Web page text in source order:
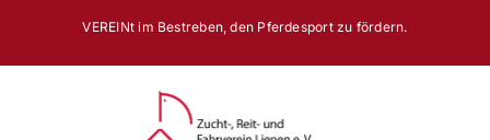
springen
VEREINt im Bestreben, den Pferdesport zu fördern.